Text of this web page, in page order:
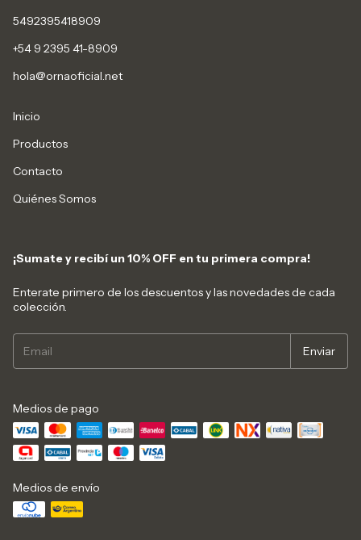
5492395418909
+54 9 2395 41-8909
hola@ornaoficial.net
Inicio
Productos
Contacto
Quiénes Somos
¡Sumate y recibí un 10% OFF en tu primera compra!
Enterate primero de los descuentos y las novedades de cada
colección.
Medios de pago
Medios de envío